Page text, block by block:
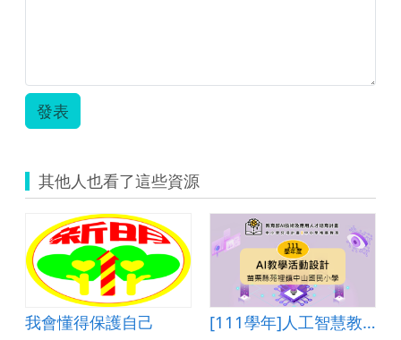
發表
其他人也看了這些資源
我會懂得保護自己 [111學年]人工智慧教學活動設計―苗栗縣苑裡鎮中山國民小學